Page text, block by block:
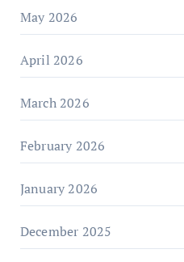
May 2026
April 2026
March 2026
February 2026
January 2026
December 2025